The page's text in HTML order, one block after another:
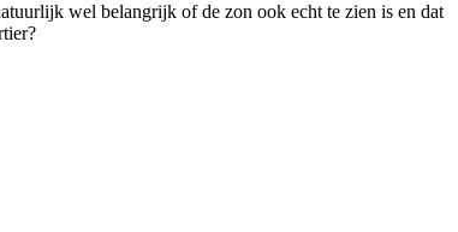
wel belangrijk of de zon ook echt te zien is en dat